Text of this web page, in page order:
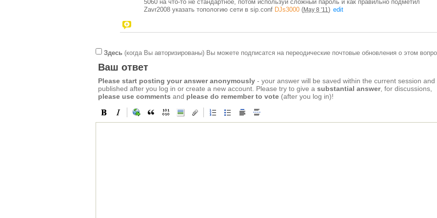
5060 на что-то не стандартное, потом используй сложный пароль и как правильно подметил
Zavr2008 указать топологию сети в sip.conf DJs3000 (May 8 '11 ) edit
Здесь (когда Вы авторизированы) Вы можете подписатся на переодические почтовые обновления о этом
Ваш ответ
Please start posting your answer anonymously - your answer will be saved within the current session and
published after you log in or create a new account. Please try to give a substantial answer, for discussions,
please use comments and please do remember to vote (after you log in)!